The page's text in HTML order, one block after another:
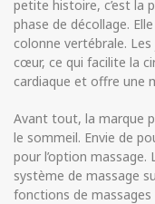
petite histoire, c’est la
phase de décollage.
colonne vertébrale.
cœur, ce qui facilite la
cardiaque et offre une
Avant tout, la marque
le sommeil. Envie de
pour l’option massage.
système de massage
fonctions de